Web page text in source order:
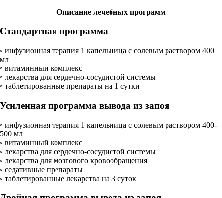
Описание лечебных программ
Стандартная программа
◦ инфузионная терапия 1 капельница с солевым раствором 400
мл
◦ витаминный комплекс
◦ лекарства для сердечно-сосудистой системы
◦ таблетированные препараты на 1 сутки
Усиленная программа вывода из запоя
◦ инфузионная терапия 1 капельница с солевым раствором 400-
500 мл
◦ витаминный комплекс
◦ лекарства для сердечно-сосудистой системы
◦ лекарства для мозгового кровообращения
◦ седативные препараты
◦ таблетированные лекарства на 3 суток